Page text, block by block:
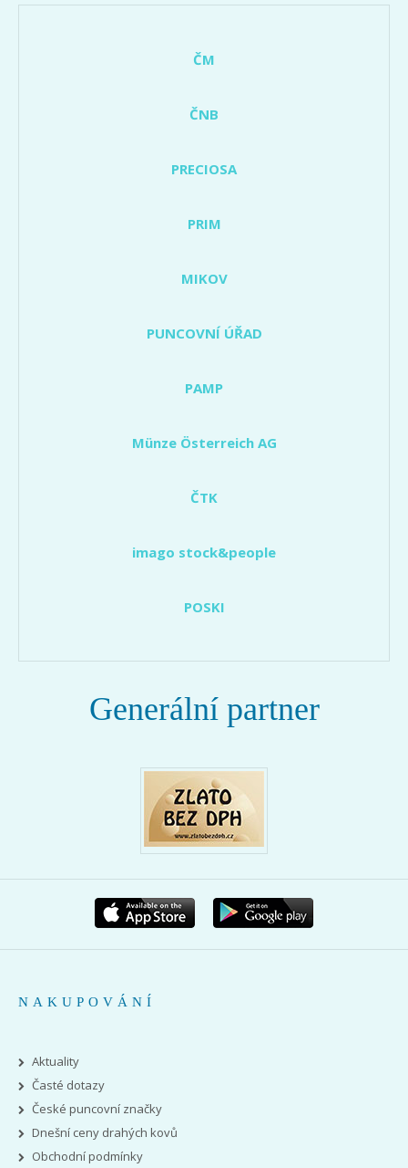
ČM
ČNB
PRECIOSA
PRIM
MIKOV
PUNCOVNÍ ÚŘAD
PAMP
Münze Österreich AG
ČTK
imago stock&people
POSKI
Generální partner
NAKUPOVÁNÍ
Aktuality
Časté dotazy
České puncovní značky
Dnešní ceny drahých kovů
Obchodní podmínky